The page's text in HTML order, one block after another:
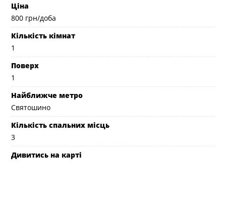
Ціна
800 грн/доба
Кількість кімнат
1
Поверх
1
Найближче метро
Святошино
Кількість спальних місць
3
Дивитись на карті